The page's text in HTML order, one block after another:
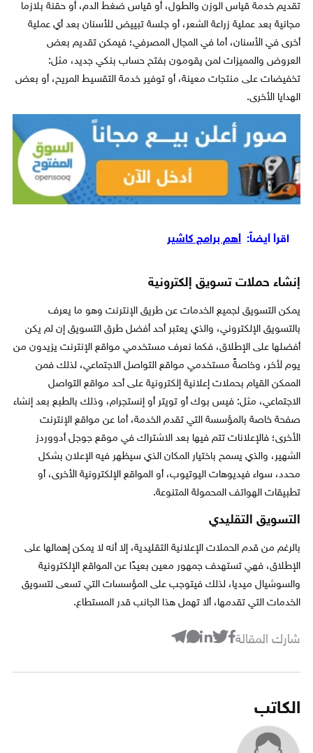
تقديم خدمة قياس الوزن والطول، أو قياس ضغط الدم، أو حقنة بلازما
مجانية بعد عملية زراعة الشعر، أو جلسة تبييض للأسنان بعد أي عملية
أخرى في الأسنان، أما في المجال المصرفي؛ فيمكن تقديم بعض
العروض والمميزات لمن يقومون بفتح حساب بنكي جديد، مثل:
تخفيضات على منتجات معينة، أو توفير خدمة التقسيط المريح، أو بعض
الهدايا الأخرى.
اقرأ أيضاً: أهم برامج كاشير
إنشاء حملات تسويق إلكترونية
يمكن التسويق لجميع الخدمات عن طريق الإنترنت وهو ما يعرف
بالتسويق الإلكتروني، والذي يعتبر أحد أفضل طرق التسويق إن لم يكن
أفضلها على الإطلاق، فكما نعرف مستخدمي مواقع الإنترنت يزيدون من
يوم لأخر، وخاصةً مستخدمي مواقع التواصل الاجتماعي، لذلك فمن
الممكن القيام بحملات إعلانية إلكترونية على أحد مواقع التواصل
الاجتماعي، مثل: فيس بوك أو تويتر أو إنستجرام، وذلك بالطبع بعد إنشاء
صفحة خاصة بالمؤسسة التي تقدم الخدمة، أما عن مواقع الإنترنت
الأخرى؛ فالإعلانات تتم فيها بعد الاشتراك في موقع جوجل أدووردز
الشهير، والذي يسمح باختيار المكان الذي سيظهر فيه الإعلان بشكل
محدد، سواء فيديوهات اليوتيوب، أو المواقع الإلكترونية الأخرى، أو
تطبيقات الهواتف المحمولة المتنوعة.
التسويق التقليدي
بالرغم من قدم الحملات الإعلانية التقليدية، إلا أنه لا يمكن إهمالها على
الإطلاق، فهي تستهدف جمهور معين بعيدًا عن المواقع الإلكترونية
والسوشيال ميديا، لذلك فيتوجب على المؤسسات التي تسعى لتسويق
الخدمات التي تقدمها، ألا تهمل هذا الجانب قدر المستطاع.
شارك المقالة
الكاتب